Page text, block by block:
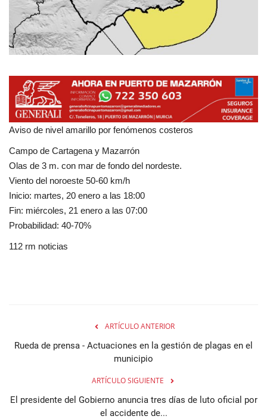
Contacto
Empresas
Aviso de nivel amarillo por fenómenos costeros
Campo de Cartagena y Mazarrón
Olas de 3 m. con mar de fondo del nordeste.
Viento del noroeste 50-60 km/h
Inicio: martes, 20 enero a las 18:00
Fin: miércoles, 21 enero a las 07:00
Probabilidad: 40-70%
112 rm noticias
ARTÍCULO ANTERIOR
Rueda de prensa - Actuaciones en la gestión de plagas en el
municipio
ARTÍCULO SIGUIENTE
El presidente del Gobierno anuncia tres días de luto oficial por
el accidente de...